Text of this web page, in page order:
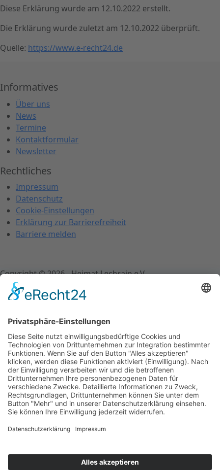
Diese Erklärung wurde am 12.10.2022 erstellt.
Die Erklärung wurde zuletzt am 12.10.2022 überprüft.
Quelle: https://www.e-recht24.de
Informatives
Über uns
News
Termine
Kontaktformular
Newsletter
Rechtliches
Impressum
Datenschutz
Cookie-Einstellungen
Erklärung zur Barrierefreiheit
Barriere melden
Copyright © 2026 - Heimat Lechrain e.V.
Schriftgröße ändern
A-
A+
Schriftgröße zurücksetzen
Kontrast einstellen
Farbe wählen
black
white green blue red orange
navi
Links unterstreichen
Invertieren
Schließen